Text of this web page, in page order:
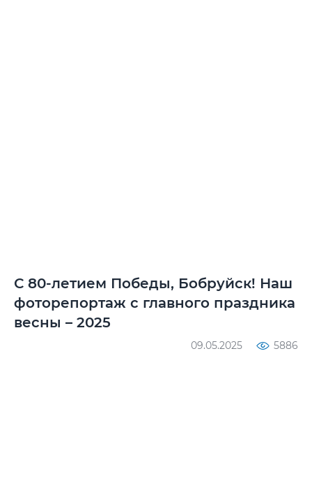
С 80-летием Победы, Бобруйск! Наш
фоторепортаж с главного праздника
весны – 2025
09.05.2025 5886